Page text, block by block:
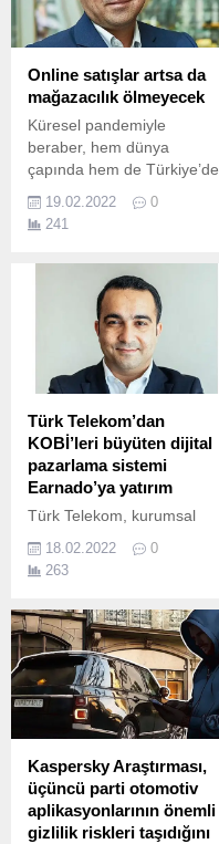
Online satışlar artsa da
mağazacılık ölmeyecek
Küresel pandemiyle
beraber, hem dünya
çapında hem de Türkiye’de
bu ivmesini sürdüreceğini
söyleyen Mcdodo Türkiye
Uçurum, “Online alışveriş
pazarı, farklı katmanlarda
ivmelenerek gelişmeye
devam edecek.
19.02.2022
0
241
Türk Telekom’dan
KOBİ’leri büyüten dijital
pazarlama sistemi
Earnado’ya yatırım
Türk Telekom, kurumsal
Ventures ile dijital
pazarlama karar destek
yaptı.
18.02.2022
0
263
Kaspersky Araştırması,
üçüncü parti otomotiv
aplikasyonlarının önemli
gizlilik riskleri taşıdığını